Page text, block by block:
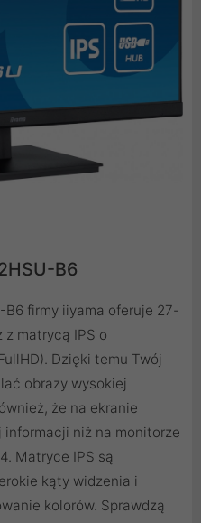
B6
firmy iiyama oferuje 27-
matrycą IPS o
Dzięki temu Twój
obrazy wysokiej
że na ekranie
informacji niż na monitorze
Matryce IPS są
kąty widzenia i
kolorów. Sprawdzą